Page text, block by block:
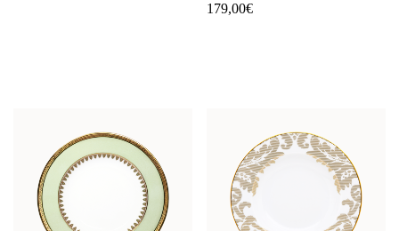
179,00€